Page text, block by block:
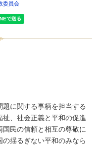
委員会
に関する事柄を担当する
、社会正義と平和の促進
民の信頼と相互の尊敬に
揺るぎない平和のみなら